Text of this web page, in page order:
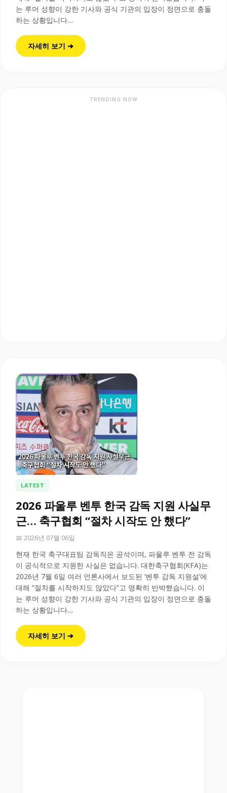
는 루머 성향이 강한 기사와 공식 기관의 입장이 정면으로 충돌
하는 상황입니다....
자세히 보기 ➔
TRENDING NOW
LATEST
2026 파울루 벤투 한국 감독 지원 사실무
근… 축구협회 “절차 시작도 안 했다”
📅 2026년 07월 06일
현재 한국 축구대표팀 감독직은 공석이며, 파울루 벤투 전 감독
이 공식적으로 지원한 사실은 없습니다. 대한축구협회(KFA)는
2026년 7월 6일 여러 언론사에서 보도된 ‘벤투 감독 지원설’에
대해 “절차를 시작하지도 않았다”고 명확히 반박했습니다. 이
는 루머 성향이 강한 기사와 공식 기관의 입장이 정면으로 충돌
하는 상황입니다....
자세히 보기 ➔